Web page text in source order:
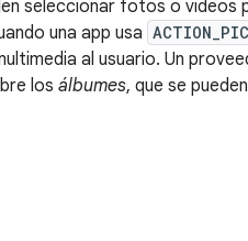
seleccionar fotos o videos
una app usa
al usuario. Un
los álbumes, que se